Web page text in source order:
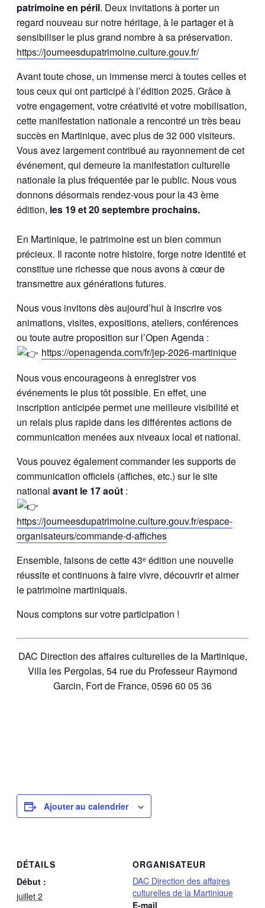
patrimoine en péril. Deux invitations à porter un
regard nouveau sur notre héritage, à le partager et à
sensibiliser le plus grand nombre à sa préservation.
https://journeesdupatrimoine.culture.gouv.fr/
Avant toute chose, un immense merci à toutes celles et
tous ceux qui ont participé à l’édition 2025. Grâce à
votre engagement, votre créativité et votre mobilisation,
cette manifestation nationale a rencontré un très beau
succès en Martinique, avec plus de 32 000 visiteurs.
Vous avez largement contribué au rayonnement de cet
événement, qui demeure la manifestation culturelle
nationale la plus fréquentée par le public. Nous vous
donnons désormais rendez-vous pour la 43 ème
édition, les 19 et 20 septembre prochains.
En Martinique, le patrimoine est un bien commun
précieux. Il raconte notre histoire, forge notre identité et
constitue une richesse que nous avons à cœur de
transmettre aux générations futures.
Nous vous invitons dès aujourd’hui à inscrire vos
animations, visites, expositions, ateliers, conférences
ou toute autre proposition sur l’Open Agenda :
https://openagenda.com/fr/jep-2026-martinique
Nous vous encourageons à enregistrer vos
événements le plus tôt possible. En effet, une
inscription anticipée permet une meilleure visibilité et
un relais plus rapide dans les différentes actions de
communication menées aux niveaux local et national.
Vous pouvez également commander les supports de
communication officiels (affiches, etc.) sur le site
national avant le 17 août :
https://journeesdupatrimoine.culture.gouv.fr/espace-
organisateurs/commande-d-affiches
Ensemble, faisons de cette 43ᵉ édition une nouvelle
réussite et continuons à faire vivre, découvrir et aimer
le patrimoine martiniquais.
Nous comptons sur votre participation !
DAC Direction des affaires culturelles de la Martinique,
Villa les Pergolas, 54 rue du Professeur Raymond
Garcin, Fort de France, 0596 60 05 36
Ajouter au calendrier
DÉTAILS
Début :
juillet 2
ORGANISATEUR
DAC Direction des affaires
culturelles de la Martinique
E-mail